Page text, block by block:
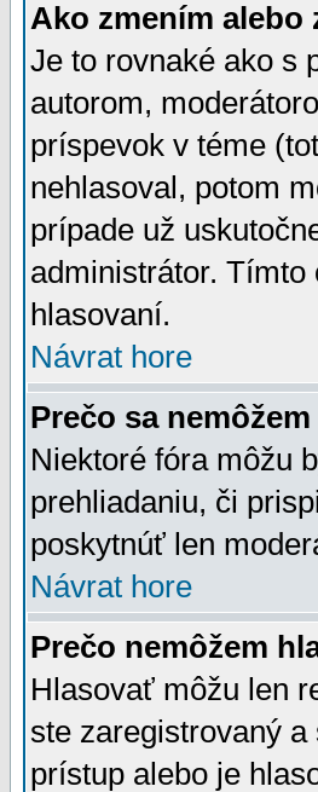
Ako zmením alebo
Je to rovnaké ako s
autorom,
príspevok v téme
nehlasoval, potom
prípade už
administrátor.
hlasovaní.
Návrat hore
Prečo sa
Niektoré fóra môžu
prehliadaniu, či
poskytnúť len
Návrat hore
Prečo nemôžem
Hlasovať môžu len
ste zaregistrovaný
prístup alebo je